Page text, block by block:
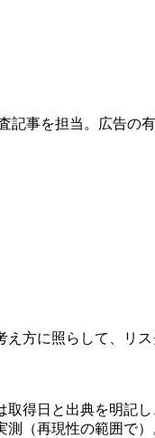
事を担当。広告の
方に照らして、リ
得日と出典を明記し
（再現性の範囲で）